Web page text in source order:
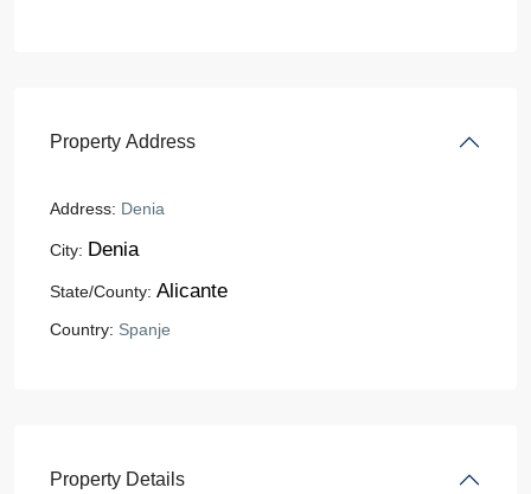
Property Address
Address: Denia
City: Denia
State/County: Alicante
Country: Spanje
Property Details